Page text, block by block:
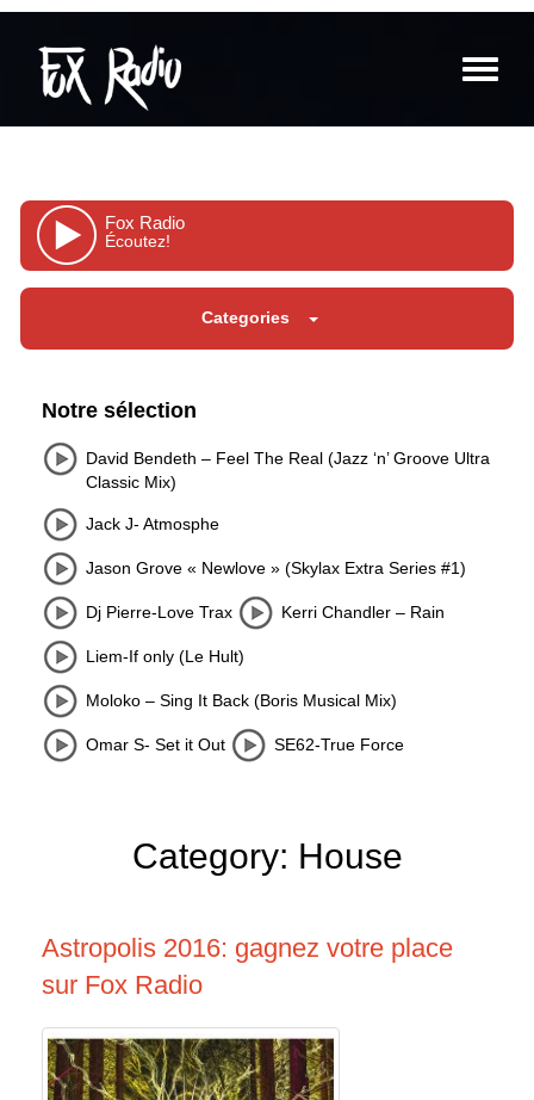
Toggle
Fox Radio
Écoutez!
Categories
Notre sélection
David Bendeth – Feel The Real (Jazz ‘n’ Groove Ultra
Classic Mix)
Jack J- Atmosphe
Jason Grove « Newlove » (Skylax Extra Series #1)
Dj Pierre-Love Trax Kerri Chandler – Rain
Liem-If only (Le Hult)
Moloko – Sing It Back (Boris Musical Mix)
Omar S- Set it Out SE62-True Force
Category: House
Astropolis 2016: gagnez votre place
sur Fox Radio